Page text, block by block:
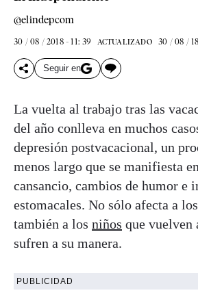
@elindepcom
30 / 08 / 2018 - 11: 39 ACTUALIZADO 30 / 08 /
Seguir en
La vuelta al trabajo tras las
del año conlleva en muchos
depresión postvacacional, un
menos largo que se manifiesta
cansancio, cambios de humor e
estomacales. No sólo afecta a
también a los niños que vuelven
sufren a su manera.
PUBLICIDAD